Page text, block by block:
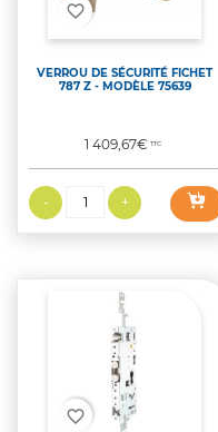
favorite_border
VERROU DE SÉCURITÉ FICHET
787 Z - MODÈLE 75639
Prix
1 409,67€TTC
favorite_border